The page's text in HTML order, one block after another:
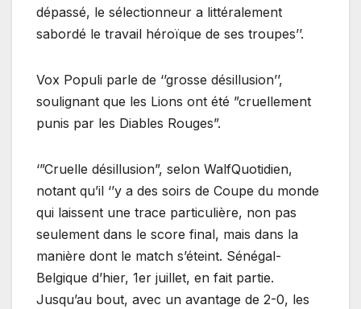
dépassé, le sélectionneur a littéralement
sabordé le travail héroïque de ses troupes’’.
Vox Populi parle de ‘’grosse désillusion’’,
soulignant que les Lions ont été ”cruellement
punis par les Diables Rouges”.
‘”Cruelle désillusion”, selon WalfQuotidien,
notant qu’il ‘’y a des soirs de Coupe du monde
qui laissent une trace particulière, non pas
seulement dans le score final, mais dans la
manière dont le match s’éteint. Sénégal-
Belgique d’hier, 1er juillet, en fait partie.
Jusqu’au bout, avec un avantage de 2-0, les